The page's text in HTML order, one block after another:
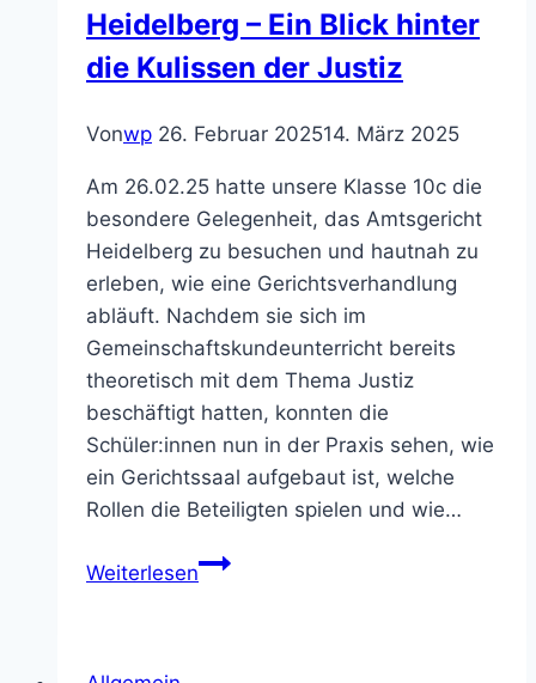
5.-7.
der
Realschule
Schriesheim
begeistern
auf
großer
Bühne
Heidelberg – Ein Blick hinter
die Kulissen der Justiz
Vonwp 26. Februar 202514. März 2025
Am 26.02.25 hatte unsere Klasse 10c die
besondere Gelegenheit, das Amtsgericht
Heidelberg zu besuchen und hautnah zu
erleben, wie eine Gerichtsverhandlung
abläuft. Nachdem sie sich im
Gemeinschaftskundeunterricht bereits
theoretisch mit dem Thema Justiz
beschäftigt hatten, konnten die
Schüler:innen nun in der Praxis sehen, wie
ein Gerichtssaal aufgebaut ist, welche
Rollen die Beteiligten spielen und wie…
WeiterlesenBesuch